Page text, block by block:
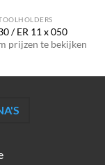
/ ER 11 x 050
prijzen te bekijken